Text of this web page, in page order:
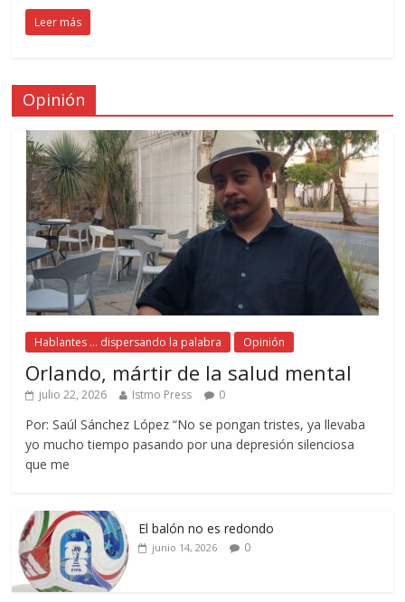
Leer más
Opinión
Hablantes ... dispersando la palabra Opinión
Orlando, mártir de la salud mental
julio 22, 2026 Istmo Press 0
Por: Saúl Sánchez López “No se pongan tristes, ya llevaba
yo mucho tiempo pasando por una depresión silenciosa
que me
El balón no es redondo
junio 14, 2026 0